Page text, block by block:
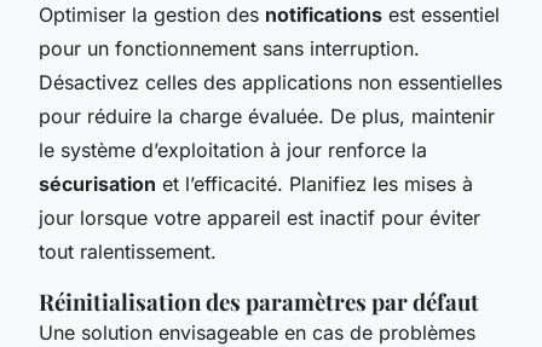
Optimiser la gestion des notifications est essentiel
pour un fonctionnement sans interruption.
Désactivez celles des applications non essentielles
pour réduire la charge évaluée. De plus, maintenir
le système d’exploitation à jour renforce la
sécurisation et l’efficacité. Planifiez les mises à
jour lorsque votre appareil est inactif pour éviter
tout ralentissement.
Réinitialisation des paramètres par défaut
Une solution envisageable en cas de problèmes